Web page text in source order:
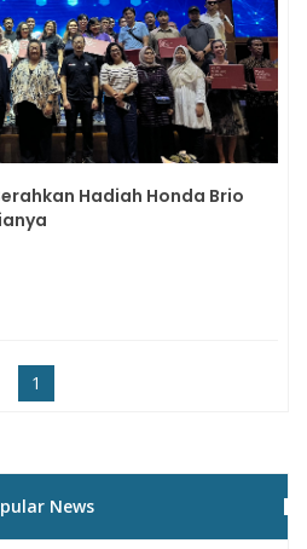
Hadiah Honda Brio
1
News